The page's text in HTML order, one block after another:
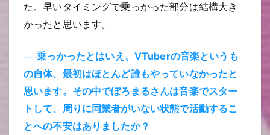
た。早いタイミングで乗っかった部分は結構大き
かったと思います。
──乗っかったとはいえ、VTuberの音楽というも
の自体、最初はほとんど誰もやっていなかったと
思います。その中でぼろまるさんは音楽でスター
トして、周りに同業者がいない状態で活動するこ
とへの不安はありましたか？